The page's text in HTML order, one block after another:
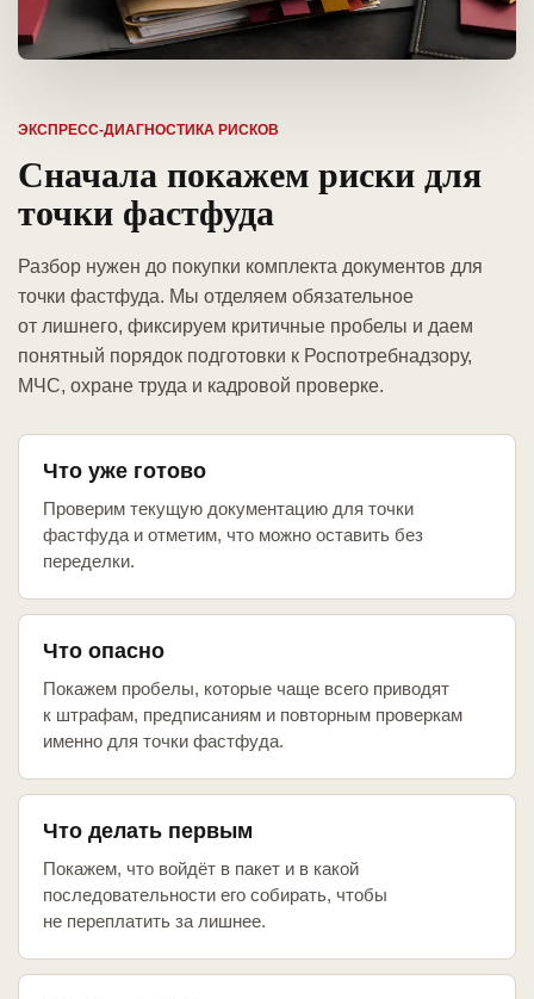
ЭКСПРЕСС-ДИАГНОСТИКА РИСКОВ
Сначала покажем риски для
точки фастфуда
Разбор нужен до покупки комплекта документов для
точки фастфуда. Мы отделяем обязательное
от лишнего, фиксируем критичные пробелы и даем
понятный порядок подготовки к Роспотребнадзору,
МЧС, охране труда и кадровой проверке.
Что уже готово
Проверим текущую документацию для точки
фастфуда и отметим, что можно оставить без
переделки.
Что опасно
Покажем пробелы, которые чаще всего приводят
к штрафам, предписаниям и повторным проверкам
именно для точки фастфуда.
Что делать первым
Покажем, что войдёт в пакет и в какой
последовательности его собирать, чтобы
не переплатить за лишнее.